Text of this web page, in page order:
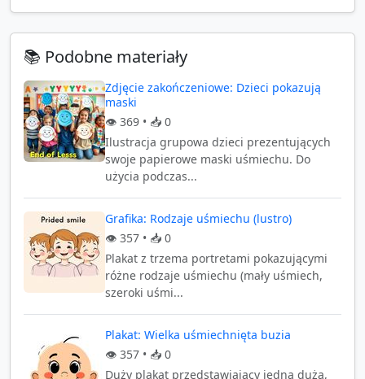
📚 Podobne materiały
Zdjęcie zakończeniowe: Dzieci pokazują
maski
👁️ 369 • 📥 0
Ilustracja grupowa dzieci prezentujących
swoje papierowe maski uśmiechu. Do
użycia podczas...
Grafika: Rodzaje uśmiechu (lustro)
👁️ 357 • 📥 0
Plakat z trzema portretami pokazującymi
różne rodzaje uśmiechu (mały uśmiech,
szeroki uśmi...
Plakat: Wielka uśmiechnięta buzia
👁️ 357 • 📥 0
Duży plakat przedstawiający jedną dużą,